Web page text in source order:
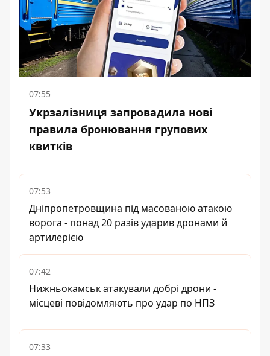
07:55
Укрзалізниця запровадила нові
правила бронювання групових
квитків
07:53
Дніпропетровщина під масованою атакою
ворога - понад 20 разів ударив дронами й
артилерією
07:42
Нижньокамськ атакували добрі дрони -
місцеві повідомляють про удар по НПЗ
07:33